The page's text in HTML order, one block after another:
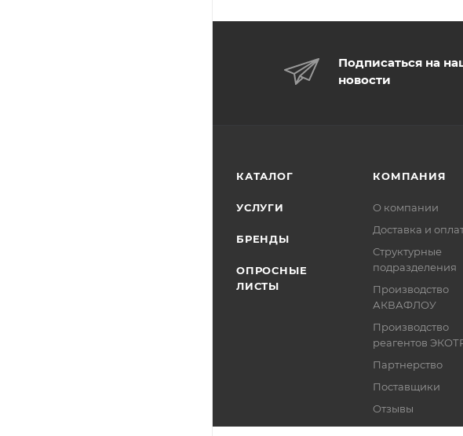
Подписаться на
новости
КАТАЛОГ
УСЛУГИ
БРЕНДЫ
ОПРОСНЫЕ
ЛИСТЫ
КОМПАНИЯ
О компании
Доставка и
Структурные
подразделения
Производство
АКВАФЛОУ
Производство
реагентов
Партнерство
Поставщики
Отзывы
Реквизиты